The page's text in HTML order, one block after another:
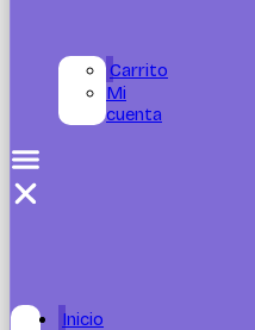
Carrito
Mi
cuenta
Inicio